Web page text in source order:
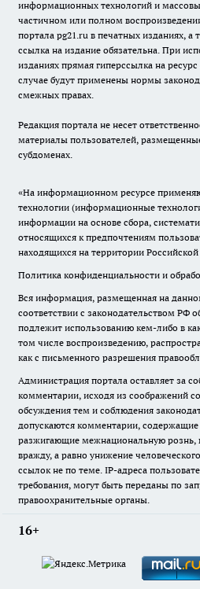
информационных технологий и
частичном или полном
портала pg21.ru в печатных изданиях, а
ссылка на издание обязательна. При
изданиях прямая гиперссылка на
случае будут применены нормы
смежных правах.
Редакция портала не несет
материалы пользователей,
субдоменах.
«На информационном ресурсе
технологии (информационные
информации на основе сбора,
относящихся к предпочтениям
находящихся на территории
Политика конфиденциальности и
Вся информация, размещенная на
соответствии с законодательством РФ
подлежит использованию кем-либо в
том числе воспроизведению,
как с письменного разрешения
Администрация портала оставляет за
комментарии, исходя из соображений
обсуждения тем и соблюдения
допускаются комментарии, содержащие
разжигающие межнациональную рознь,
вражду, а равно унижение
ссылок не по теме. IP-адреса
требования, могут быть переданы по
правоохранительные органы.
16+